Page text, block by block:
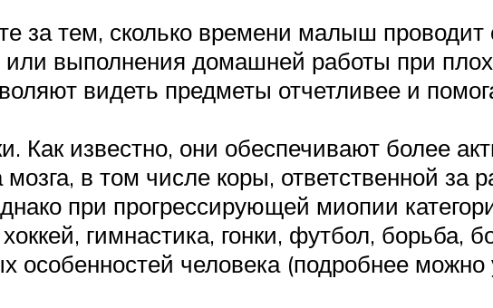
за тем, сколько времени малыш проводит
или выполнения домашней работы при
видеть предметы отчетливее и
Как известно, они обеспечивают более
мозга, в том числе коры, ответственной за
при прогрессирующей миопии
гимнастика, гонки, футбол, борьба,
особенностей человека (подробнее можно